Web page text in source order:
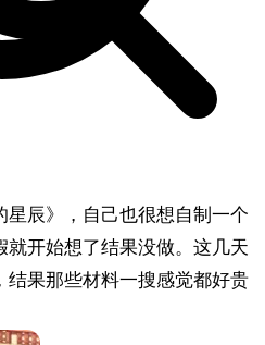
星辰》，自己也很想自制一个
开始想了结果没做。这几天
结果那些材料一搜感觉都好贵